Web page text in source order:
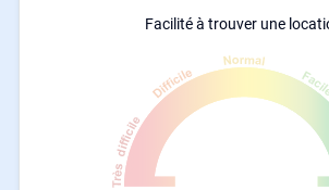
Facilité à trouver une